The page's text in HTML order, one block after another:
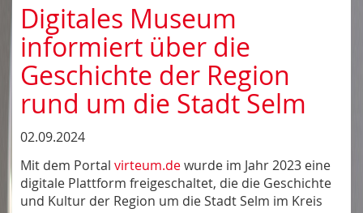
Digitales Museum
informiert über die
Geschichte der Region
rund um die Stadt Selm
02.09.2024
Mit dem Portal virteum.dewurde im Jahr 2023 eine
digitale Plattform freigeschaltet, die die Geschichte
und Kultur der Region um die Stadt Selm im Kreis